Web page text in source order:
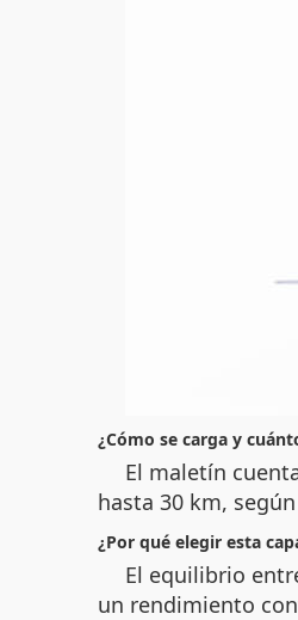
¿Cómo se carga y
El maletín
hasta 30 km,
¿Por qué elegir esta
El equilibrio
un rendimiento